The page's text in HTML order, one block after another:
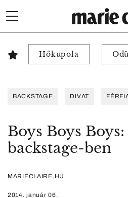
Hőkupola
BACKSTAGE DIVAT
Boys Boys
backstage-ben
MARIECLAIRE.HU
2014. január 06.